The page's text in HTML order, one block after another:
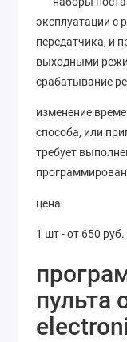
эксплуатации с
передатчика, и
выходными
срабатывание
изменение
способа, или
требует
цена
1 шт - от 650 руб.
пульта